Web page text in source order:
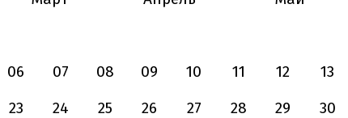
06 07 08 09 10 11 12 13
23 24 25 26 27 28 29 30